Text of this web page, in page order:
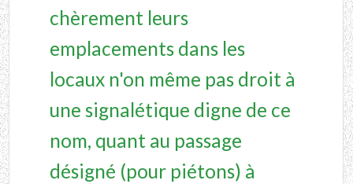
chèrement leurs
emplacements dans les
locaux n'on même pas droit à
une signalétique digne de ce
nom, quant au passage
désigné (pour piétons) à